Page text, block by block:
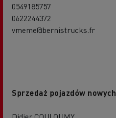
0549185757
0622244372
vmeme@bernistrucks.fr
Sprzedaż pojazdów nowych